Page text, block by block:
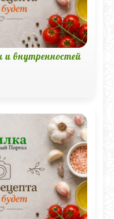
внутренностей